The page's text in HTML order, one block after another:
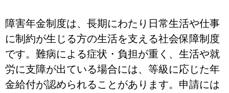
障害年金制度は、長期にわたり日常生活や仕事
に制約が生じる方の生活を支える社会保障制度
です。難病による症状・負担が重く、生活や就
労に支障が出ている場合には、等級に応じた年
金給付が認められることがあります。申請には